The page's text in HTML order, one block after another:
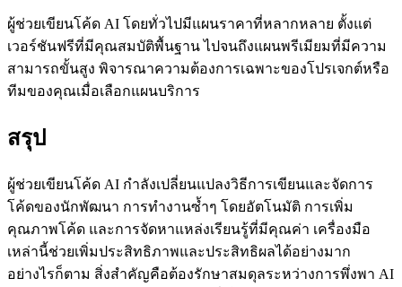
ผู้ช่วยเขียนโค้ด AI โดยทั่วไปมีแผนราคาที่หลากหลาย ตั้งแต่
เวอร์ชันฟรีที่มีคุณสมบัติพื้นฐาน ไปจนถึงแผนพรีเมียมที่มีความ
สามารถขั้นสูง พิจารณาความต้องการเฉพาะของโปรเจกต์หรือ
ทีมของคุณเมื่อเลือกแผนบริการ
สรุป
ผู้ช่วยเขียนโค้ด AI กำลังเปลี่ยนแปลงวิธีการเขียนและจัดการ
โค้ดของนักพัฒนา การทำงานซ้ำๆ โดยอัตโนมัติ การเพิ่ม
คุณภาพโค้ด และการจัดหาแหล่งเรียนรู้ที่มีคุณค่า เครื่องมือ
เหล่านี้ช่วยเพิ่มประสิทธิภาพและประสิทธิผลได้อย่างมาก
อย่างไรก็ตาม สิ่งสำคัญคือต้องรักษาสมดุลระหว่างการพึ่งพา AI